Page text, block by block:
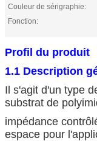
Couleur de sérigraphie:
Fonction:
Profil du produit
1.1 Description
Il s'agit d'un type
substrat de
impédance
espace pour